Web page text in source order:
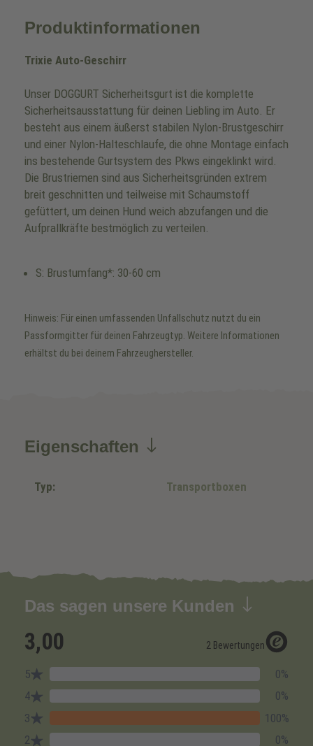
Produktinformationen
Trixie Auto-Geschirr
Unser DOGGURT Sicherheitsgurt ist die komplette
Sicherheitsausstattung für deinen Liebling im Auto. Er
besteht aus einem äußerst stabilen Nylon-Brustgeschirr
und einer Nylon-Halteschlaufe, die ohne Montage einfach
ins bestehende Gurtsystem des Pkws eingeklinkt wird.
Die Brustriemen sind aus Sicherheitsgründen extrem
breit geschnitten und teilweise mit Schaumstoff
gefüttert, um deinen Hund weich abzufangen und die
Aufprallkräfte bestmöglich zu verteilen.
S: Brustumfang*: 30-60 cm
Hinweis: Für einen umfassenden Unfallschutz nutzt du ein
Passformgitter für deinen Fahrzeugtyp. Weitere Informationen
erhältst du bei deinem Fahrzeughersteller.
Eigenschaften
Typ: Transportboxen
Das sagen unsere Kunden